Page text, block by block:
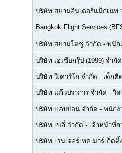
บริษัท สยามอินเตอร์แม็กเนท
Bangkok Flight Services
บริษัท สยามโตชู จำกัด - พนัก
บริษัท เอเซียกรุ๊ป (1999) จำกัด
บริษัท วี.คาร์โก จำกัด - เด็กติ
บริษัท แก้วปราการ จำกัด - วิ
บริษัท แอบปอน จำกัด - พนักง
บริษัท เบลี่ จำกัด - เจ้าหน้าที่
บริษัท เวนเจอร์เทค มาร์เก็ตติ้